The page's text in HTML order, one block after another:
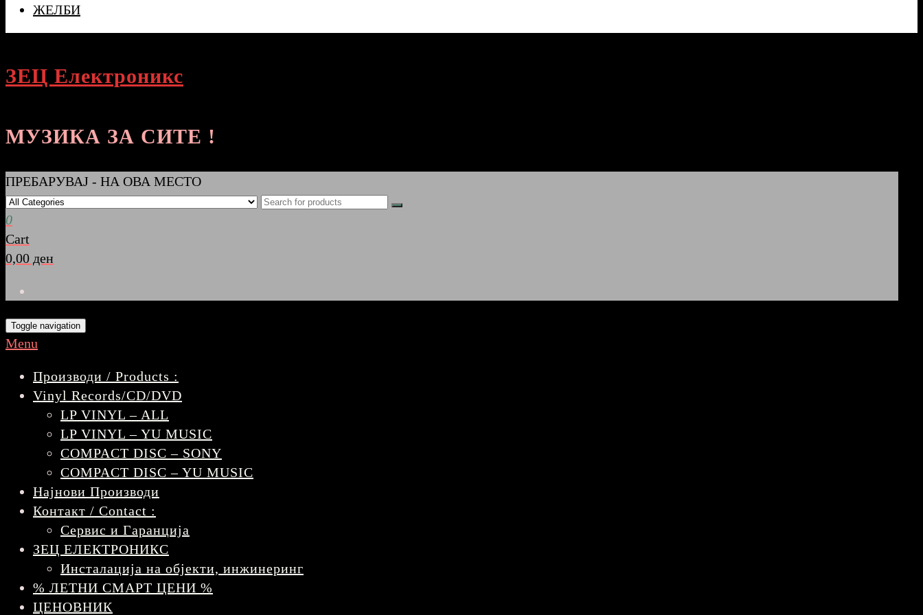
ЖЕЛБИ
ЗЕЦ Електроникс
МУЗИКА ЗА СИТЕ !
ПРЕБАРУВАЈ - НА ОВА МЕСТО
0
Cart
0,00 ден
Toggle navigation
Menu
Производи / Products :
Vinyl Records/CD/DVD
LP VINYL – ALL
LP VINYL – YU MUSIC
COMPACT DISC – SONY
COMPACT DISC – YU MUSIC
Најнови Производи
Контакт / Contact :
Сервис и Гаранција
ЗЕЦ ЕЛЕКТРОНИКС
Инсталација на објекти, инжинеринг
% ЛЕТНИ СМАРТ ЦЕНИ %
ЦЕНОВНИК